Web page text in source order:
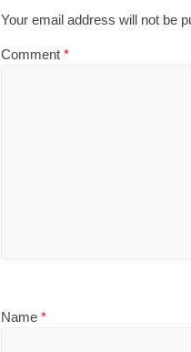
Your email address will not be
Comment *
Name *